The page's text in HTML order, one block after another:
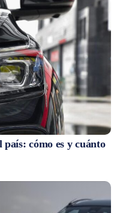
cómo es y cuánto